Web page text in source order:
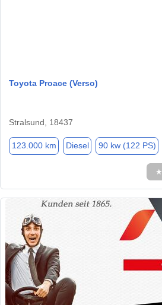
Toyota Proace (Verso)
Stralsund, 18437
123.000 km Diesel 90 kw (122 PS)
★